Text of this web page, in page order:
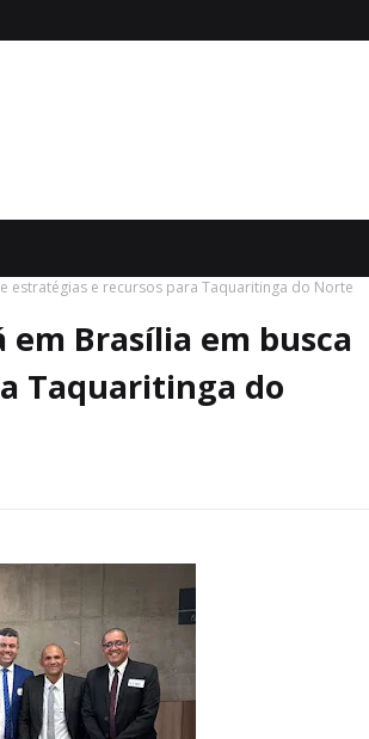
estratégias e recursos para Taquaritinga do Norte
Brasília em busca
Taquaritinga do